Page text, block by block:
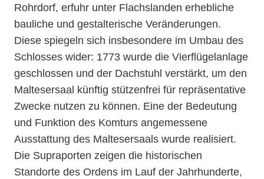
Rohrdorf, erfuhr unter Flachslanden erhebliche
bauliche und gestalterische Veränderungen.
Diese spiegeln sich insbesondere im Umbau des
Schlosses wider: 1773 wurde die Vierflügelanlage
geschlossen und der Dachstuhl verstärkt, um den
Maltesersaal künftig stützenfrei für repräsentative
Zwecke nutzen zu können. Eine der Bedeutung
und Funktion des Komturs angemessene
Ausstattung des Maltesersaals wurde realisiert.
Die Supraporten zeigen die historischen
Standorte des Ordens im Lauf der Jahrhunderte,